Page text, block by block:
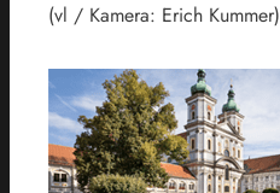
(vl / Kamera: Erich Kummer)